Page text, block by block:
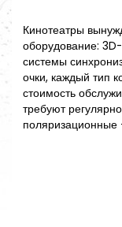
Кинотеатры
оборудование:
системы
очки, каждый тип
стоимость
требуют
поляризационные